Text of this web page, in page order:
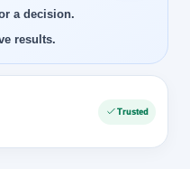
a decision.
results.
Trusted